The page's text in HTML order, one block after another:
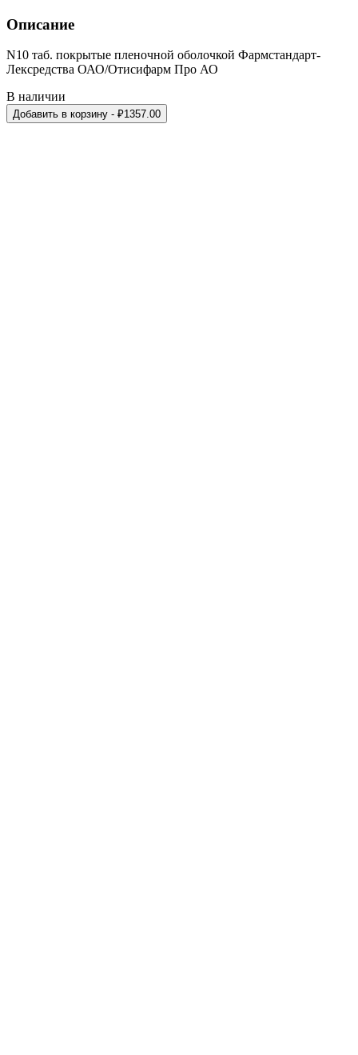
Описание
N10 таб. покрытые пленочной оболочкой Фармстандарт-
Лексредства ОАО/Отисифарм Про АО
В наличии
Добавить в корзину - ₽1357.00